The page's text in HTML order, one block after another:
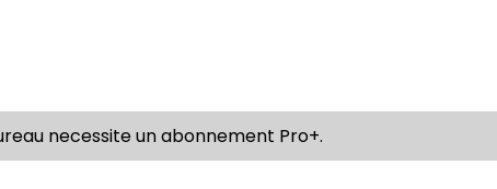
necessite un abonnement Pro+.